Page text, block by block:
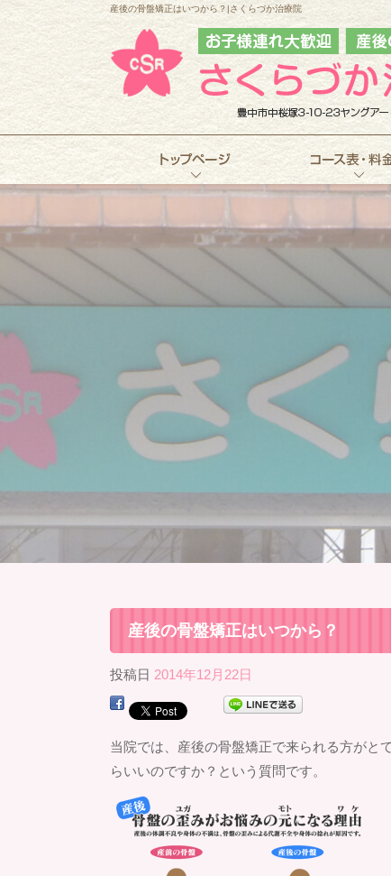
産後の骨盤矯正はいつから？|さくらづか治療院
産後の骨盤矯正はいつから？
投稿日 2014年12月22日
当院では、産後の骨盤矯正で来られる方がと
らいいのですか？という質問です。